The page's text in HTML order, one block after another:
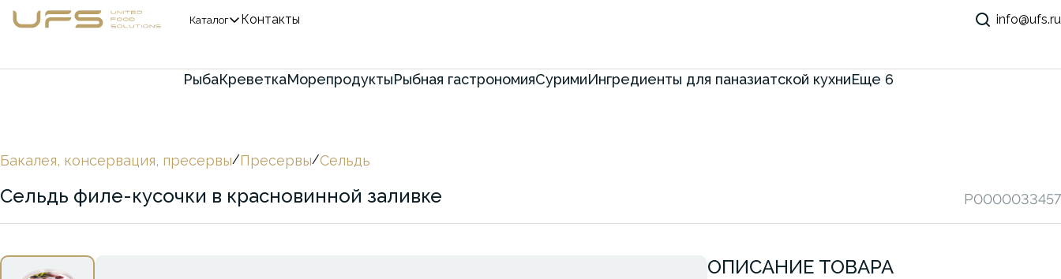
Каталог Контакты info@ufs.ru
РыбаКреветкаМорепродуктыРыбная гастрономияСуримиИнгредиенты для паназиатской кухниЕще 6
Бакалея, консервация, пресервы/Пресервы/Сельдь
Сельдь филе-кусочки в красновинной заливке P0000033457
ОПИСАНИЕ ТОВАРА